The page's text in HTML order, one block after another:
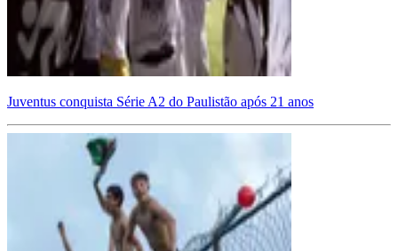
Juventus conquista Série A2 do Paulistão após 21 anos